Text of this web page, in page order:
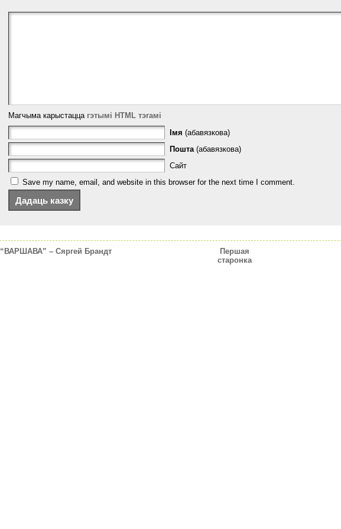
Магчыма карыстацца гэтымі HTML тэгамі
Імя (абавязкова)
Пошта(абавязкова)
Сайт
Save my name, email, and website in this browser for the next time I comment.
“ВАРШАВА” – Сяргей Брандт
Першая
старонка